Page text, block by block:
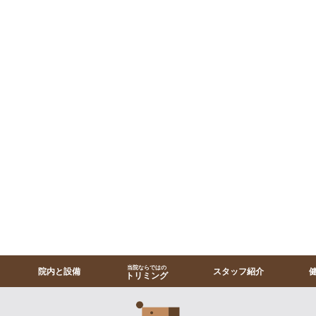
院内と設備 当院ならではの
トリミング スタッフ紹介